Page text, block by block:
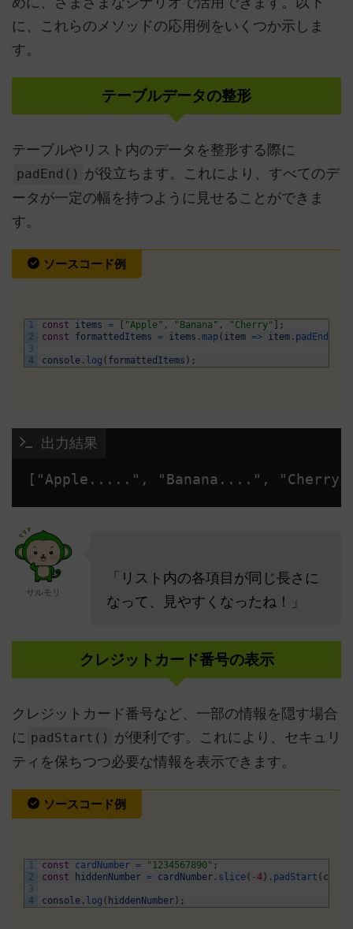
に、これらのメソッドの応用例をいくつか示しま
す。
テーブルデータの整形
テーブルやリスト内のデータを整形する際に
padEnd() が役立ちます。これにより、すべてのデ
ータが一定の幅を持つように見せることができま
す。
ソースコード例
1
2
3
4
const items = "Apple" , "Banana" , "Cherry"
;
const
formattedItems = items . map( item => item . padEnd
console . log ( formattedItems ) ;
出力結果
サルモリ
「リスト内の各項目が同じ長さに
なって、見やすくなったね！」
クレジットカード番号の表示
クレジットカード番号など、一部の情報を隠す場合
に padStart() が便利です。これにより、セキュリ
ティを保ちつつ必要な情報を表示できます。
ソースコード例
1
2
3
4
const cardNumber = "1234567890" ;
const
hiddenNumber = cardNumber . slice( -4 ) . padStart (
console . log ( hiddenNumber ) ;